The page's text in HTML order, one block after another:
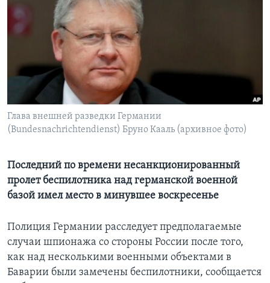
Learning English
СОЦИАЛЬНЫЕ СЕТИ
Глава внешней разведки Германии
(Bundesnachrichtendienst) Бруно Кааль (архивное фото)
Последний по времени несанкционированный
пролет беспилотника над германской военной
базой имел место в минувшее воскресенье
Полиция Германии расследует предполагаемые
случаи шпионажа со стороны России после того,
как над несколькими военными объектами в
Баварии были замечены беспилотники, сообщается